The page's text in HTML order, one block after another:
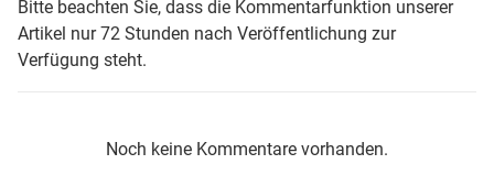
Bitte beachten Sie, dass die Kommentarfunktion unserer
Artikel nur 72 Stunden nach Veröffentlichung zur
Verfügung steht.
Noch keine Kommentare vorhanden.